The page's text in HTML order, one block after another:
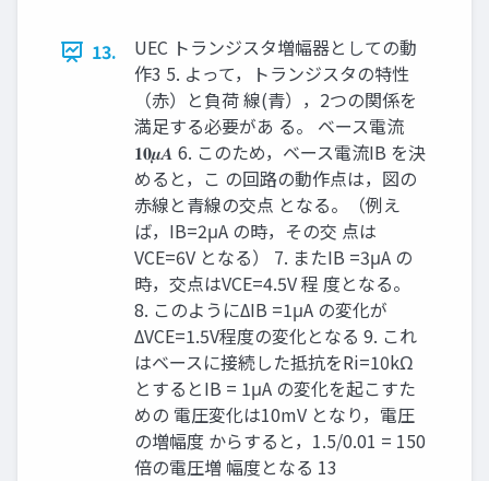
13.
UEC トランジスタ増幅器としての動
作3 5. よって，トランジスタの特性
（赤）と負荷 線(青），2つの関係を
満足する必要があ る。 ベース電流
𝟏𝟎𝝁𝑨 6. このため，ベース電流IB を決
めると，こ の回路の動作点は，図の
赤線と青線の交点 となる。（例え
ば，IB=2μA の時，その交 点は
VCE=6V となる） 7. またIB =3μA の
時，交点はVCE=4.5V 程 度となる。
8. このようにΔIB =1μA の変化が
ΔVCE=1.5V程度の変化となる 9. これ
はベースに接続した抵抗をRi=10kΩ
とするとIB = 1μA の変化を起こすた
めの 電圧変化は10mV となり，電圧
の増幅度 からすると，1.5/0.01 = 150
倍の電圧増 幅度となる 13